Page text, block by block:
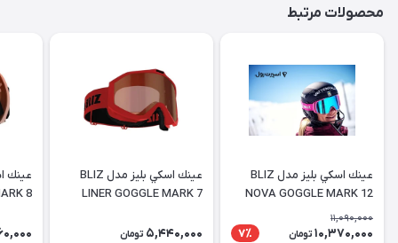
محصولات مرتبط
عينك اسكي بليز مدل BLIZ
NOVA GOGGLE MARK 12
11,090,000
10,370,000 تومان 7٪
عينك اسكي بليز مدل BLIZ
LINER GOGGLE MARK 7
5,440,000 تومان
8